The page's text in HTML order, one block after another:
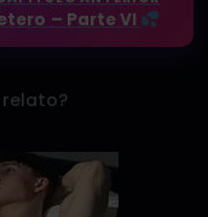
– Parte VI